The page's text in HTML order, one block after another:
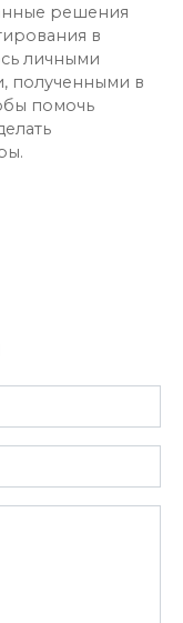
решения
в
личными
полученными в
помочь